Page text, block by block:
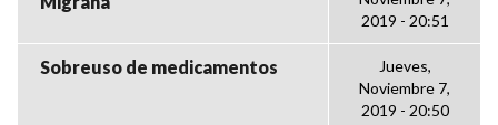
2019 - 20:51
Sobreuso de medicamentos
Jueves,
Noviembre 7,
2019 - 20:50